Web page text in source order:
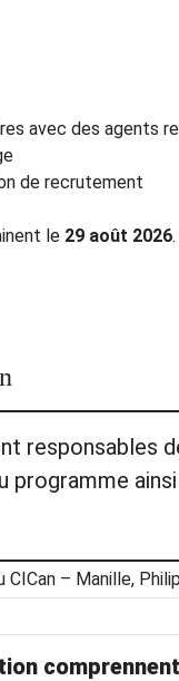
avec des agents
de recrutement
le 29 août 2026
responsables
programme
CICan – Manille,
comprennent